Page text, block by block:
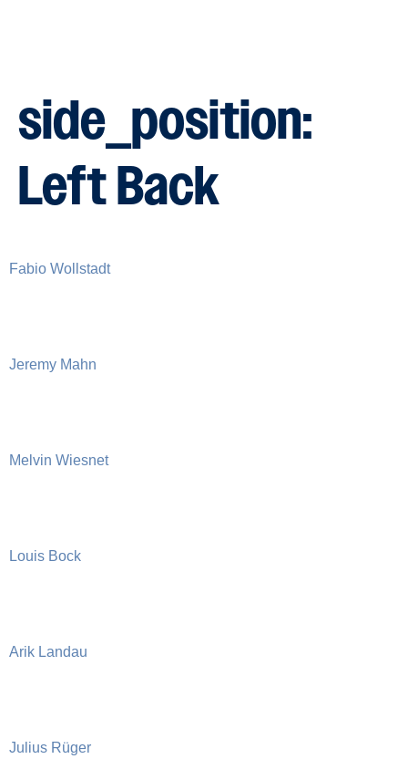
side_position:
Left Back
Fabio Wollstadt
Jeremy Mahn
Melvin Wiesnet
Louis Bock
Arik Landau
Julius Rüger